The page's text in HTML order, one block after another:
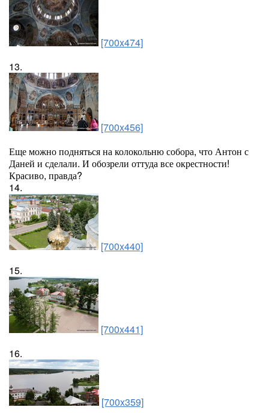
[700x474]
13.
[700x456]
Еще можно подняться на колокольню собора, что Антон с
Даней и сделали. И обозрели оттуда все окрестности!
Красиво, правда?
14.
[700x440]
15.
[700x441]
16.
[700x359]